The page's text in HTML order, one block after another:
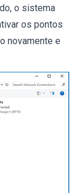
o sistema
os pontos
novamente e